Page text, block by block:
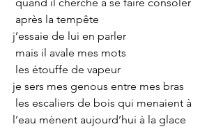
après la tempête
j’essaie de lui en parler
mais il avale mes mots
les étouffe de vapeur
je sers mes genous entre mes bras
l’eau mènent aujourd’hui à la glace